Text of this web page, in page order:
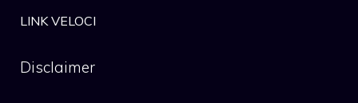
LINK VELOCI
Disclaimer